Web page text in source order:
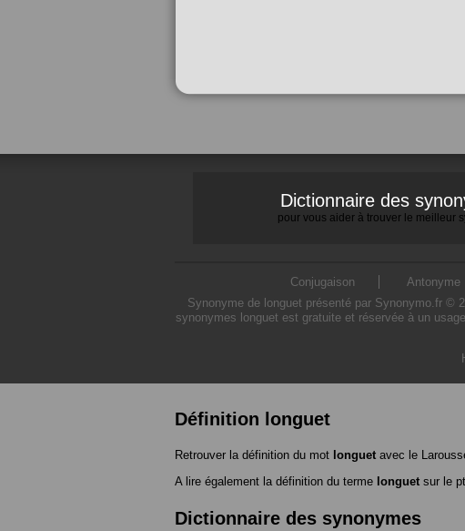
Dictionnaire des
pour vous aider à trouver le meilleur
Conjugaison Antonyme
Synonyme de longuet présenté par Synonymo.fr ©
synonymes longuet est gratuite et réservée à un
Définition longuet
Retrouver la définition du mot longuet avec le
A lire également la définition du terme longuet sur le
Dictionnaire des synonymes